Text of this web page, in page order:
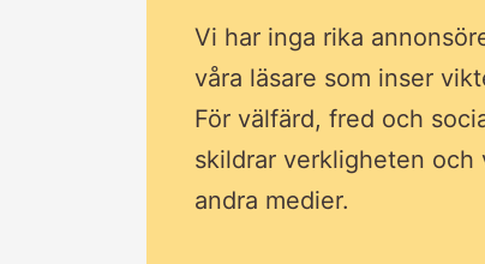
Vi har inga rika
våra läsare som inser
För välfärd, fred och
skildrar verkligheten och
andra medier.